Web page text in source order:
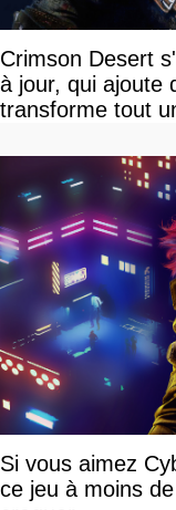
Crimson Desert
à jour, qui ajoute
transforme tout
Si vous aimez
ce jeu à moins